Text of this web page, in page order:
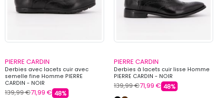
PIERRE CARDIN
Derbies avec lacets cuir avec
semelle fine Homme PIERRE
CARDIN - NOIR
139,99 €71,99 € 48%
PIERRE CARDIN
Derbies à lacets cuir lisse Homme
PIERRE CARDIN - NOIR
139,99 €71,99 € 48%